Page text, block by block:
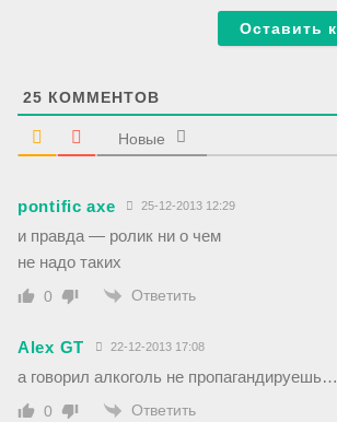
25 КОММЕНТОВ
Новые
pontific axe 25-12-2013 12:29
и правда — ролик ни о чем
не надо таких
0 Ответить
Alex GT 22-12-2013 17:08
а говорил алкоголь не пропагандируешь…
0 Ответить